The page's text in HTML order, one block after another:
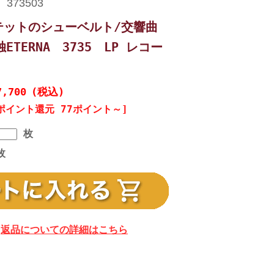
ットのシューベルト/交響曲
ETERNA 3735 LP レコー
(税込)
イント還元 77ポイント～]
枚
返品についての詳細はこちら